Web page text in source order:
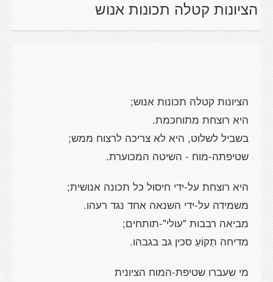
הציונות קטלה תכונות אנוש
הציונות קטלה תכונות אנוש;
היא רוצחת מתוחכמת.
בשביל לשלוט, היא לא צריכה לרצוח ממש;
שטיפתה-מוח - השיטה המכוערת.
היא רוצחת על-ידי חיסול כל תכונה אנושית;
משמידה על-ידי השנאה אחד נגד רעהו.
מביאה רבבות "עולי"-תותחים;
מדיחה תַקוֹעַ סכין גב בגבהו.
מי שעברו שטיפת-המוח הציונית